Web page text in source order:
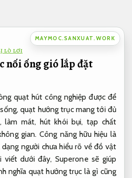
MAYMOC.SANXUAT.WORK
LÒ LƠI
nối ống gió lắp đặt
quạt hút công nghiệp được để
quạt hướng trục mang tới đủ
làm mát, hút khói bụi, tạp chất
gian. Công năng hữu hiệu là
người chưa hiểu rõ về đồ vật
viết dưới đây, Superone sẽ giúp
nghĩa quạt hướng trục là gì cũng